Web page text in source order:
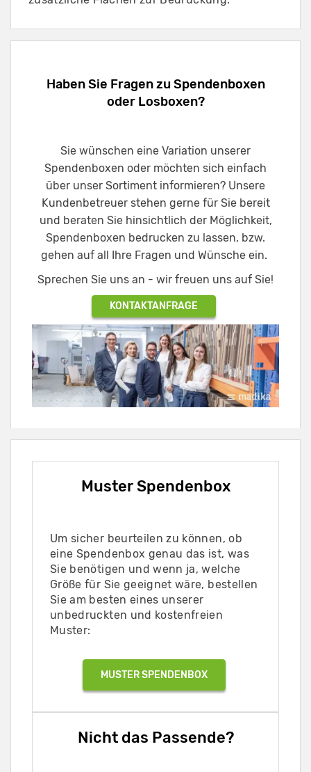
Haben Sie Fragen zu Spendenboxen
oder Losboxen?
Sie wünschen eine Variation unserer
Spendenboxen oder möchten sich einfach
über unser Sortiment informieren? Unsere
Kundenbetreuer stehen gerne für Sie bereit
und beraten Sie hinsichtlich der Möglichkeit,
Spendenboxen bedrucken zu lassen, bzw.
gehen auf all Ihre Fragen und Wünsche ein.
Sprechen Sie uns an - wir freuen uns auf Sie!
KONTAKTANFRAGE
Muster Spendenbox
Um sicher beurteilen zu können, ob
eine Spendenbox genau das ist, was
Sie benötigen und wenn ja, welche
Größe für Sie geeignet wäre, bestellen
Sie am besten eines unserer
unbedruckten und kostenfreien
Muster:
MUSTER SPENDENBOX
Nicht das Passende?